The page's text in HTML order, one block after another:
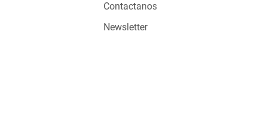
Contactanos
Newsletter